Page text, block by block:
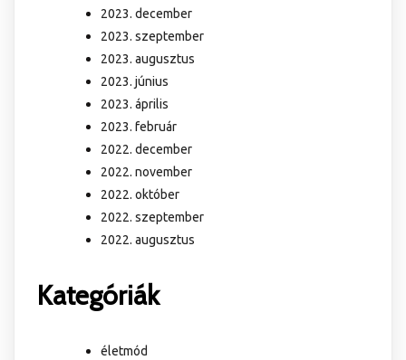
2023. december
2023. szeptember
2023. augusztus
2023. június
2023. április
2023. február
2022. december
2022. november
2022. október
2022. szeptember
2022. augusztus
Kategóriák
életmód